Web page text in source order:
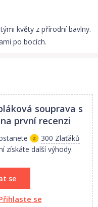
květy z přírodní bavlny.
po bocích.
souprava s
první recenzi
300 Zlaťáků
získáte další výhody.
se
se